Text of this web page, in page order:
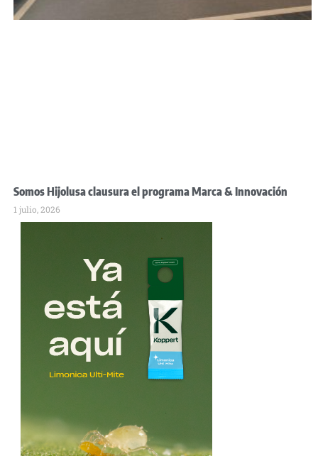
Somos Hijolusa clausura el programa Marca & Innovación
1 julio, 2026